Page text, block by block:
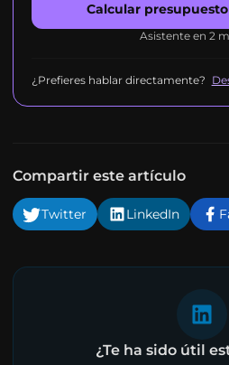
Calcular
Asistente en 2
¿Prefieres hablar directamente?
Compartir este artículo
Twitter LinkedIn
¿Te ha sido útil